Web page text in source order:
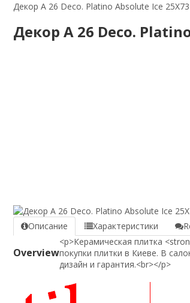
Декор A 26 Deco. Platino Absolute Ice
Декор A 26 Deco.
Описание Характеристики
Overview
<p>Керамическая плитка
покупки плитки в Киеве. В
дизайн и гарантия.<br></p>